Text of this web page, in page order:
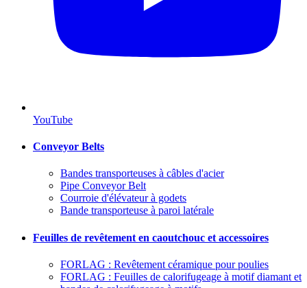
YouTube
Conveyor Belts
Bandes transporteuses à câbles d'acier
Pipe Conveyor Belt
Courroie d'élévateur à godets
Bande transporteuse à paroi latérale
Feuilles de revêtement en caoutchouc et accessoires
FORLAG : Revêtement céramique pour poulies
FORLAG : Feuilles de calorifugeage à motif diamant et